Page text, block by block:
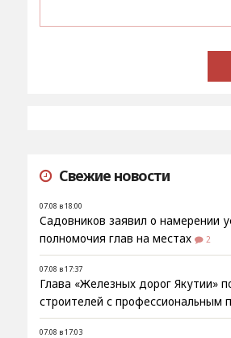
Свежие новости
07.08 в 18:00
Садовников заявил о намерении
полномочия глав на местах
2
07.08 в 17:37
Глава «Железных дорог Якутии»
строителей с профессиональным
07.08 в 17:03